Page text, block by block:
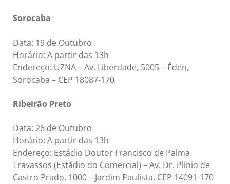
Sorocaba
Data: 19 de Outubro
Horário: A partir das 13h
Endereço: UZNA – Av. Liberdade, 5005 – Éden,
Sorocaba – CEP 18087-170
Ribeirão Preto
Data: 26 de Outubro
Horário: A partir das 13h
Endereço: Estádio Doutor Francisco de Palma
Travassos (Estádio do Comercial) – Av. Dr. Plínio de
Castro Prado, 1000 – Jardim Paulista, CEP 14091-170